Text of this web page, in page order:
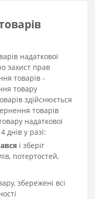
надаткової
захист прав
товарів -
товару
здійснюється
товарів
надаткової
днів у разі:
і зберіг
потертостей,
збережені всі